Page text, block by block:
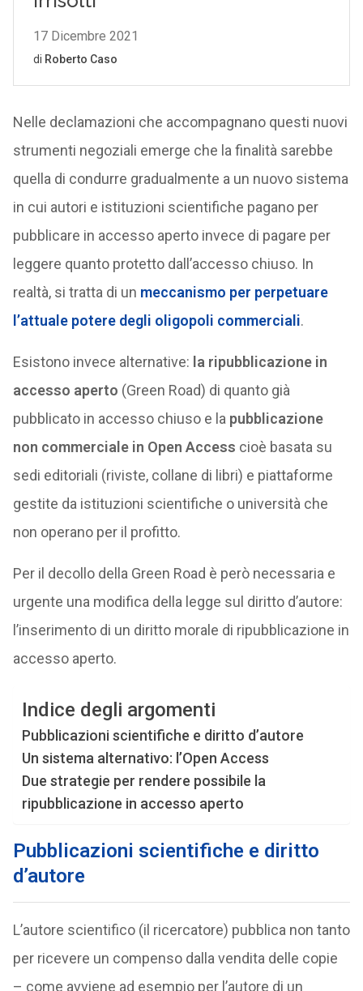
Nelle declamazioni che accompagnano questi nuovi
strumenti negoziali emerge che la finalità sarebbe
quella di condurre gradualmente a un nuovo sistema
in cui autori e istituzioni scientifiche pagano per
pubblicare in accesso aperto invece di pagare per
leggere quanto protetto dall’accesso chiuso. In
realtà, si tratta di un meccanismo per perpetuare
l’attuale potere degli oligopoli commerciali.
Esistono invece alternative: la ripubblicazione in
accesso aperto (Green Road) di quanto già
pubblicato in accesso chiuso e la pubblicazione
non commerciale in Open Access cioè basata su
sedi editoriali (riviste, collane di libri) e piattaforme
gestite da istituzioni scientifiche o università che
non operano per il profitto.
Per il decollo della Green Road è però necessaria e
urgente una modifica della legge sul diritto d’autore:
l’inserimento di un diritto morale di ripubblicazione in
accesso aperto.
Indice degli argomenti
Pubblicazioni scientifiche e diritto d’autore
Un sistema alternativo: l’Open Access
Due strategie per rendere possibile la
ripubblicazione in accesso aperto
Pubblicazioni scientifiche e diritto
d’autore
L’autore scientifico (il ricercatore) pubblica non tanto
per ricevere un compenso dalla vendita delle copie
– come avviene ad esempio per l’autore di un